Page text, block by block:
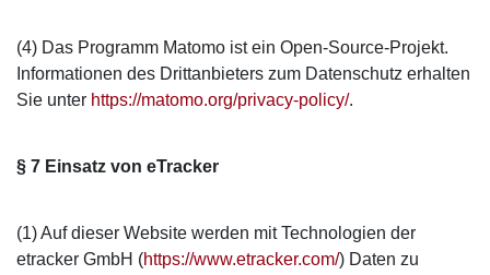
(4) Das Programm Matomo ist ein Open-Source-Projekt.
Informationen des Drittanbieters zum Datenschutz erhalten
Sie unter https://matomo.org/privacy-policy/.
§ 7 Einsatz von eTracker
(1) Auf dieser Website werden mit Technologien der
etracker GmbH (https://www.etracker.com/) Daten zu